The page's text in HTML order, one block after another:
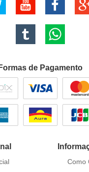
Formas de Pagamento
Como